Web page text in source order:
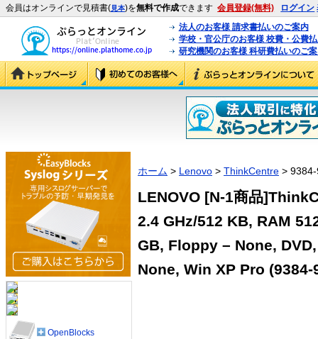
会員はオンラインで見積書(見本)を無料で作成できます 会員登録(無料) ログイン
法人のお客様 請求書払いのご案内
学校・官公庁のお客様 校費・公費
研究機関のお客様 科研費払いのご
ホーム > Lenovo > ThinkCentre >
LENOVO [N-1商品
2.4 GHz/512 KB, RAM
GB, Floppy – None,
None, Win XP Pro (9384-
OpenBlocks